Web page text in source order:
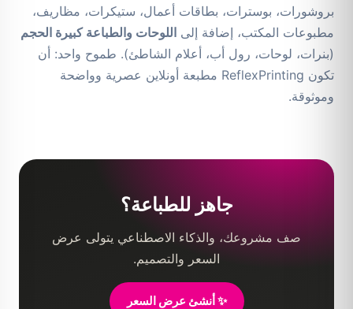
بروشورات، بوسترات، بطاقات أعمال، ستيكرات، مظاريف،
مطبوعات المكتب، إضافة إلى اللوحات والطباعة كبيرة الحجم
(بنرات، لوحات، رول أب، أعلام الشاطئ). طموح واحد: أن
تكون ReflexPrinting مطبعة أونلاين عصرية وواضحة
وموثوقة.
جاهز للطباعة؟
صف مشروعك، والذكاء الاصطناعي يتولى عرض
السعر والتصميم.
✨ أنشئ عرض السعر